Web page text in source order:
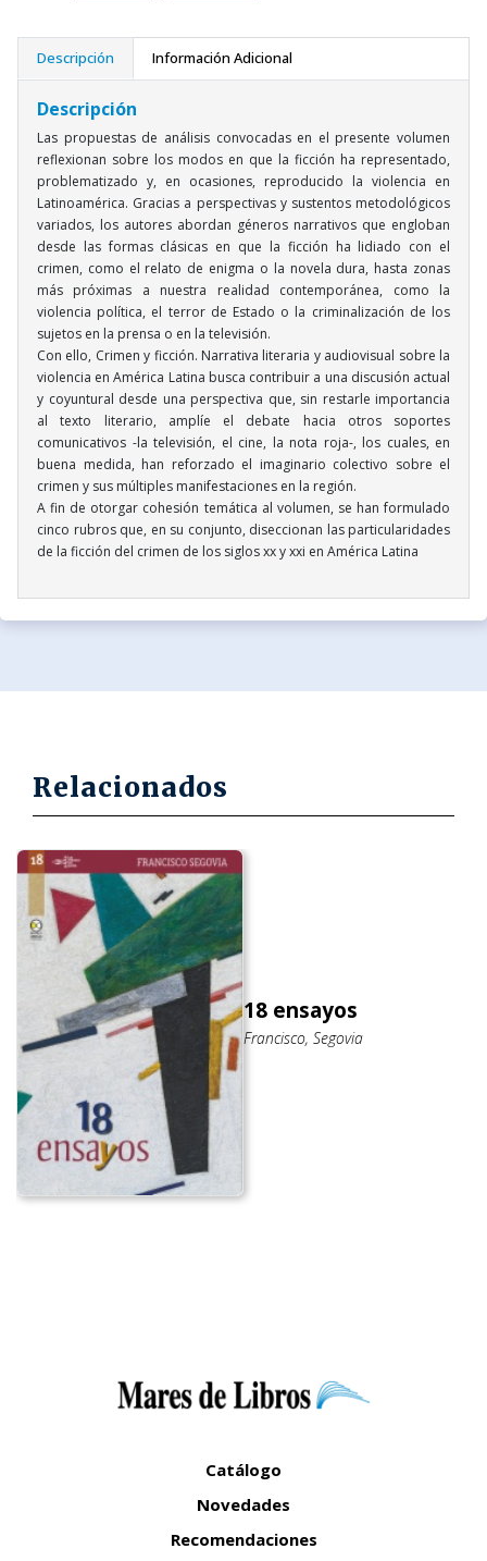
Descripción Información Adicional
Descripción
Las propuestas de análisis convocadas en el presente volumen
reflexionan sobre los modos en que la ficción ha representado,
problematizado y, en ocasiones, reproducido la violencia en
Latinoamérica. Gracias a perspectivas y sustentos metodológicos
variados, los autores abordan géneros narrativos que engloban
desde las formas clásicas en que la ficción ha lidiado con el
crimen, como el relato de enigma o la novela dura, hasta zonas
más próximas a nuestra realidad contemporánea, como la
violencia política, el terror de Estado o la criminalización de los
sujetos en la prensa o en la televisión.
Con ello, Crimen y ficción. Narrativa literaria y audiovisual sobre la
violencia en América Latina busca contribuir a una discusión actual
y coyuntural desde una perspectiva que, sin restarle importancia
al texto literario, amplíe el debate hacia otros soportes
comunicativos -la televisión, el cine, la nota roja-, los cuales, en
buena medida, han reforzado el imaginario colectivo sobre el
crimen y sus múltiples manifestaciones en la región.
A fin de otorgar cohesión temática al volumen, se han formulado
cinco rubros que, en su conjunto, diseccionan las particularidades
de la ficción del crimen de los siglos xx y xxi en América Latina
Relacionados
18 ensayos
Francisco, Segovia
Catálogo
Novedades
Recomendaciones